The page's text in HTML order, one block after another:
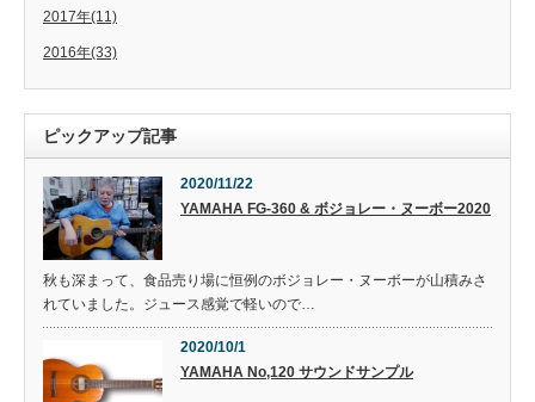
2017年(11)
2016年(33)
ピックアップ記事
2020/11/22
YAMAHA FG-360 & ボジョレー・ヌーボー2020
秋も深まって、食品売り場に恒例のボジョレー・ヌーボーが山積みさ
れていました。ジュース感覚で軽いので…
2020/10/1
YAMAHA No,120 サウンドサンプル